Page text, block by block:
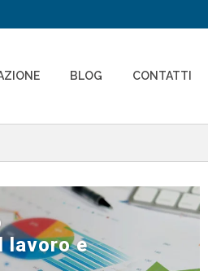
BLOG CONTATTI
lavoro e